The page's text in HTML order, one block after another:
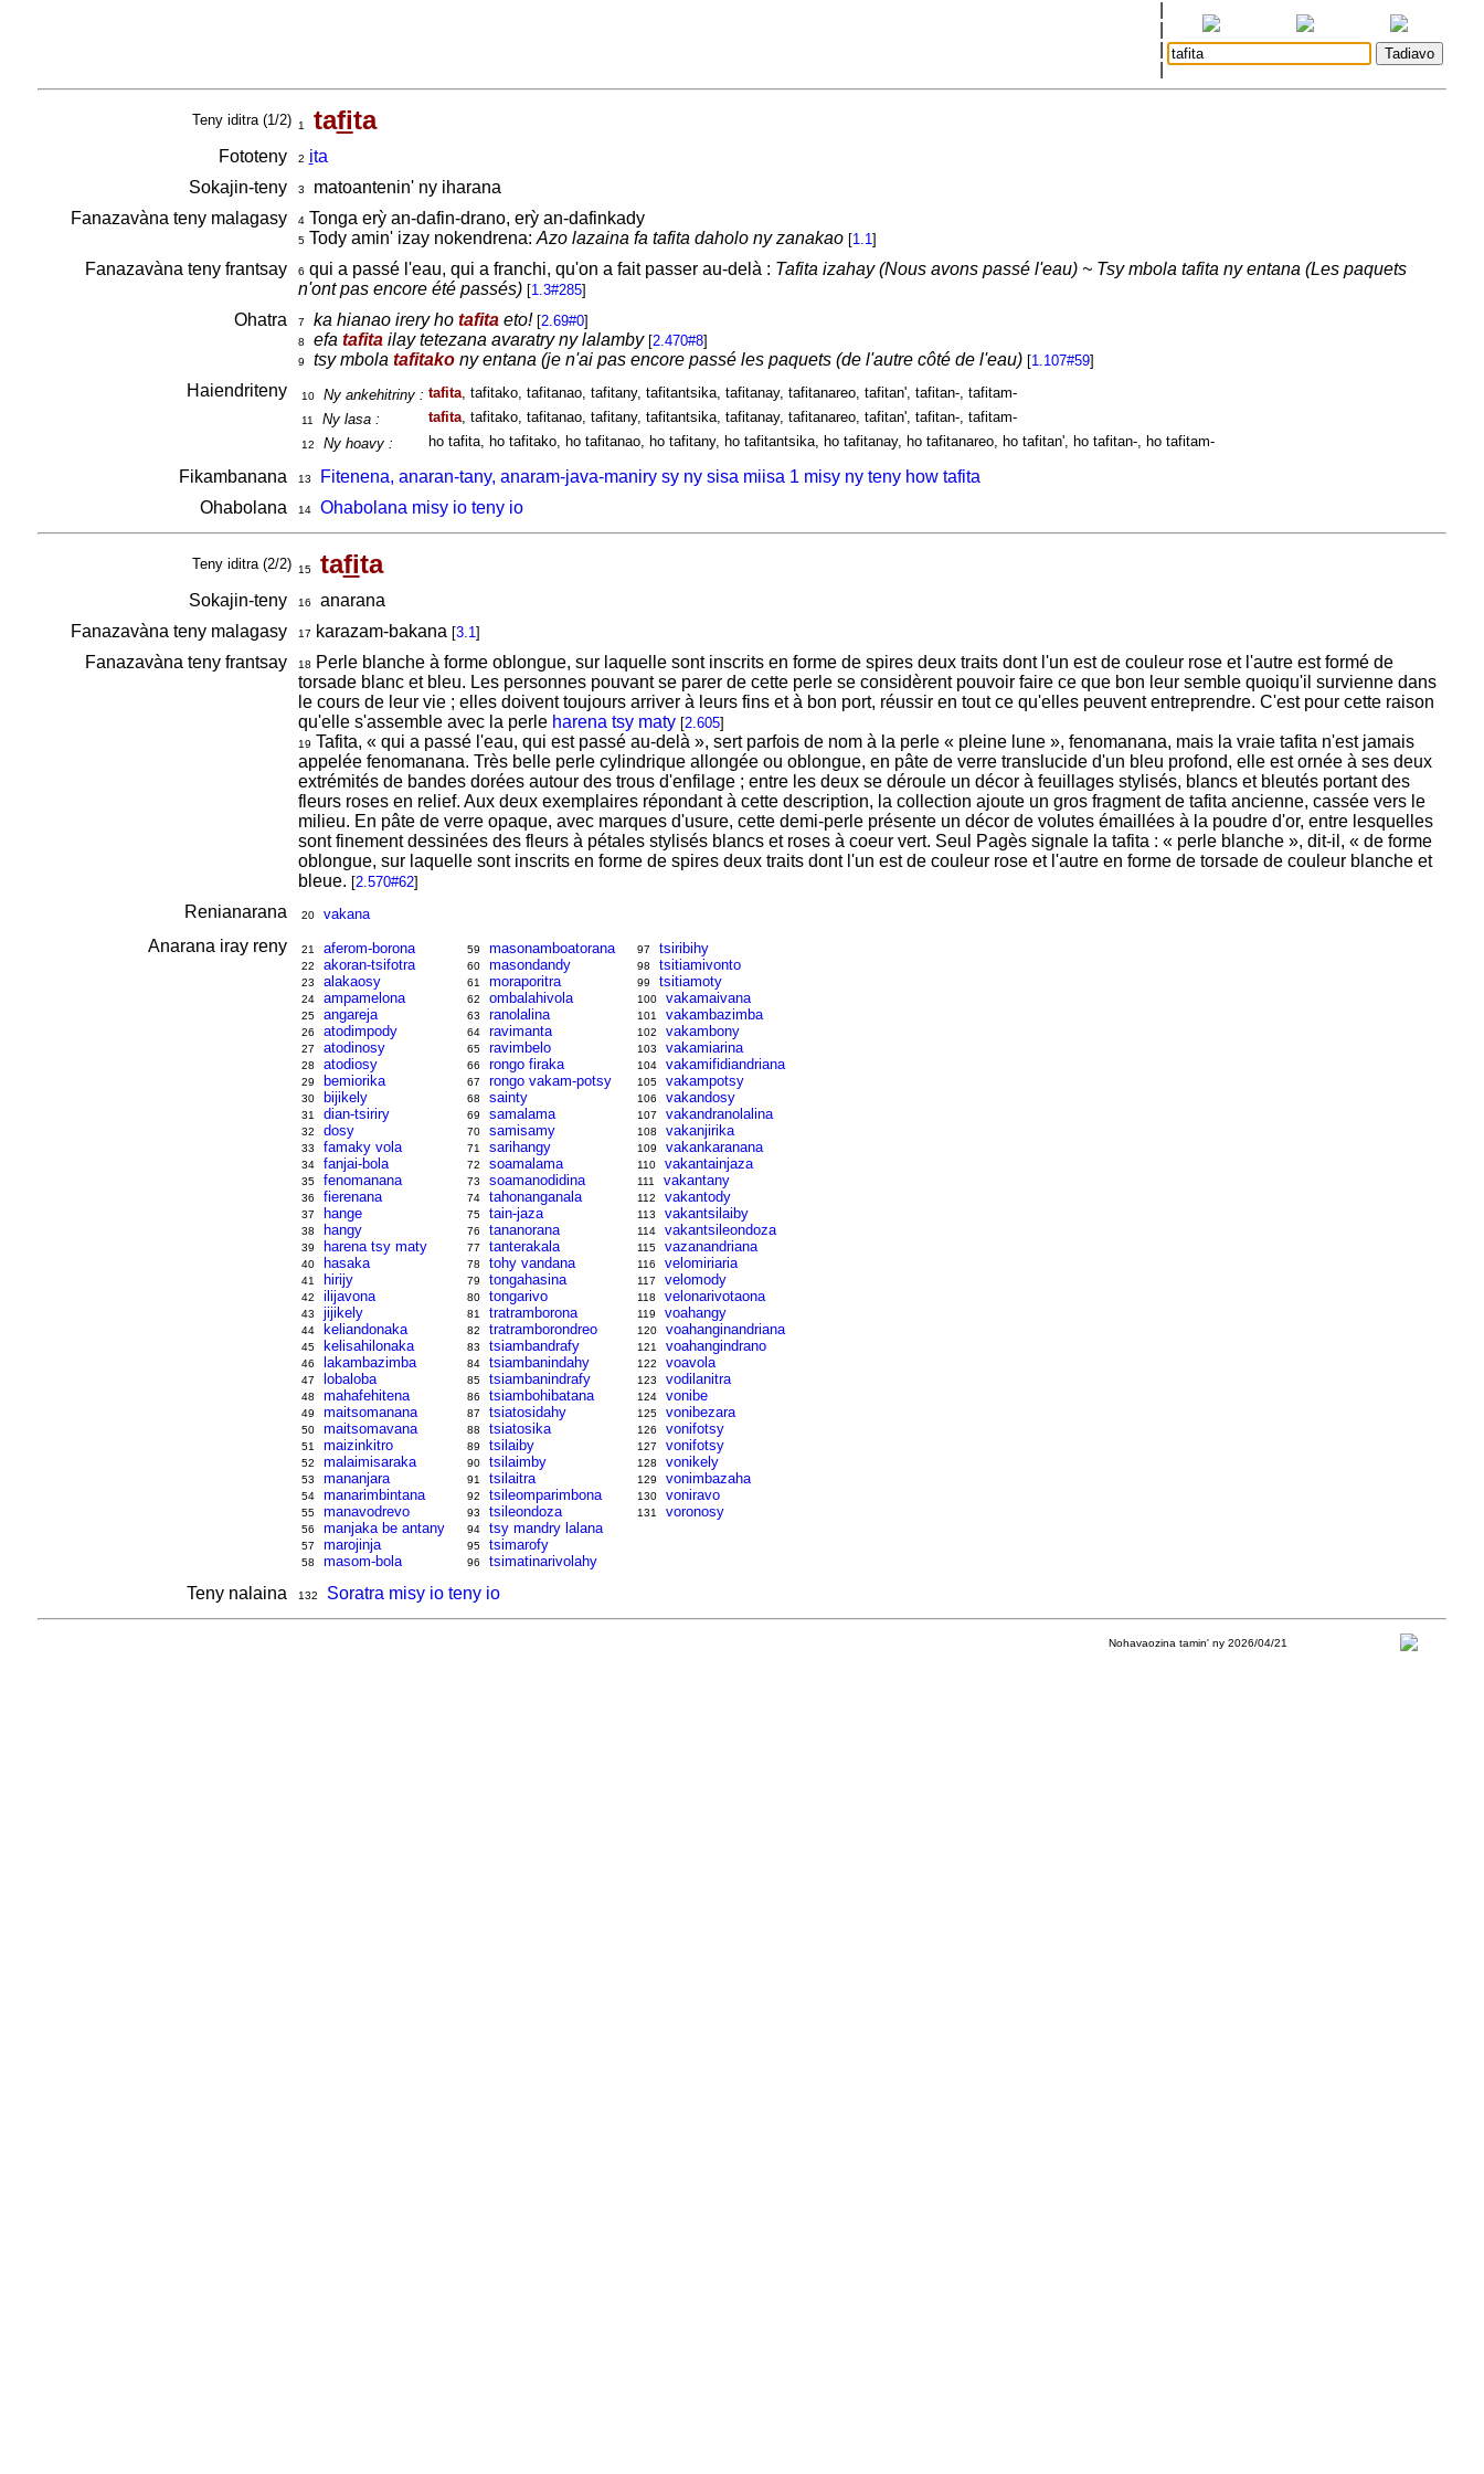
Teny iditra (1/2) 1 tafita
Fototeny 2 ita
Sokajin-teny
3
matoantenin' ny iharana
Fanazavàna teny malagasy
4Tonga erỳ an-dafin-drano, erỳ an-dafinkady
5Tody amin' izay nokendrena: Azo lazaina fa tafita daholo ny zanakao [1.1]
Fanazavàna teny frantsay 6 qui a passé l'eau, qui a franchi, qu'on a fait passer au-delà : Tafita izahay (Nous avons passé l'eau) ~ Tsy mbola tafita ny entana (Les paquets
n'ont pas encore été passés) [1.3#285]
Ohatra 7 ka hianao irery ho tafitaeto! [2.69#0]
8 efa tafitailay tetezana avaratry ny lalamby [2.470#8]
9 tsy mbola tafitakony entana (je n'ai pas encore passé les paquets (de l'autre côté de l'eau) [1.107#59]
Haiendriteny 10 Ny ankehitriny : tafita, tafitako, tafitanao, tafitany, tafitantsika, tafitanay, tafitanareo, tafitan', tafitan-, tafitam-
11 Ny lasa : tafita, tafitako, tafitanao, tafitany, tafitantsika, tafitanay, tafitanareo, tafitan', tafitan-, tafitam-
12 Ny hoavy : ho tafita, ho tafitako, ho tafitanao, ho tafitany, ho tafitantsika, ho tafitanay, ho tafitanareo, ho tafitan', ho tafitan-, ho tafitam-
Fikambanana 13
Fitenena, anaran-tany, anaram-java-maniry sy ny sisa miisa 1 misy ny teny how tafita
Ohabolana
14 Ohabolana misy io teny io
Teny iditra (2/2) 15 tafita
Sokajin-teny 16
anarana
Fanazavàna teny malagasy
17 karazam-bakana [3.1]
Fanazavàna teny frantsay 18
Perle blanche à forme oblongue, sur laquelle sont inscrits en forme de spires deux traits dont l'un est de couleur rose et l'autre est formé de
torsade blanc et bleu. Les personnes pouvant se parer de cette perle se considèrent pouvoir faire ce que bon leur semble quoiqu'il survienne dans
le cours de leur vie ; elles doivent toujours arriver à leurs fins et à bon port, réussir en tout ce qu'elles peuvent entreprendre. C'est pour cette raison
qu'elle s'assemble avec la perle harena tsy maty [2.605]
19 Tafita, « qui a passé l'eau, qui est passé au-delà », sert parfois de nom à la perle « pleine lune », fenomanana, mais la vraie tafita n'est jamais
appelée fenomanana. Très belle perle cylindrique allongée ou oblongue, en pâte de verre translucide d'un bleu profond, elle est ornée à ses deux
extrémités de bandes dorées autour des trous d'enfilage ; entre les deux se déroule un décor à feuillages stylisés, blancs et bleutés portant des
fleurs roses en relief. Aux deux exemplaires répondant à cette description, la collection ajoute un gros fragment de tafita ancienne, cassée vers le
milieu. En pâte de verre opaque, avec marques d'usure, cette demi-perle présente un décor de volutes émaillées à la poudre d'or, entre lesquelles
sont finement dessinées des fleurs à pétales stylisés blancs et roses à coeur vert. Seul Pagès signale la tafita : « perle blanche », dit-il, « de forme
oblongue, sur laquelle sont inscrits en forme de spires deux traits dont l'un est de couleur rose et l'autre en forme de torsade de couleur blanche et
bleue. [2.570#62]
Renianarana 20 vakana
Anarana iray reny 21 aferom-borona
22 akoran-tsifotra
23 alakaosy
24 ampamelona
25 angareja
26 atodimpody
27 atodinosy
28 atodiosy
29 bemiorika
30 bijikely
31 dian-tsiriry
32 dosy
33 famaky vola
34 fanjai-bola
35 fenomanana
36 fierenana
37 hange
38 hangy
39 harena tsy maty
40 hasaka
41 hirijy
42 ilijavona
43 jijikely
44 keliandonaka
45 kelisahilonaka
46 lakambazimba
47 lobaloba
48 mahafehitena
49 maitsomanana
50 maitsomavana
51 maizinkitro
52 malaimisaraka
53 mananjara
54 manarimbintana
55 manavodrevo
56 manjaka be antany
57 marojinja
58 masom-bola
59 masonamboatorana
60 masondandy
61 moraporitra
62 ombalahivola
63 ranolalina
64 ravimanta
65 ravimbelo
66 rongo firaka
67 rongo vakam-potsy
68 sainty
69 samalama
70 samisamy
71 sarihangy
72 soamalama
73 soamanodidina
74 tahonanganala
75 tain-jaza
76 tananorana
77 tanterakala
78 tohy vandana
79 tongahasina
80 tongarivo
81 tratramborona
82 tratramborondreo
83 tsiambandrafy
84 tsiambanindahy
85 tsiambanindrafy
86 tsiambohibatana
87 tsiatosidahy
88 tsiatosika
89 tsilaiby
90 tsilaimby
91 tsilaitra
92 tsileomparimbona
93 tsileondoza
94 tsy mandry lalana
95 tsimarofy
96 tsimatinarivolahy
97 tsiribihy
98 tsitiamivonto
99 tsitiamoty
100 vakamaivana
101 vakambazimba
102 vakambony
103 vakamiarina
104 vakamifidiandriana
105 vakampotsy
106 vakandosy
107 vakandranolalina
108 vakanjirika
109 vakankaranana
110 vakantainjaza
111 vakantany
112 vakantody
113 vakantsilaiby
114 vakantsileondoza
115 vazanandriana
116 velomiriaria
117 velomody
118 velonarivotaona
119 voahangy
120 voahanginandriana
121 voahangindrano
122 voavola
123 vodilanitra
124 vonibe
125 vonibezara
126 vonifotsy
127 vonifotsy
128 vonikely
129 vonimbazaha
130 voniravo
131 voronosy
Teny nalaina 132 Soratra misy io teny io
Nohavaozina tamin' ny 2026/04/21